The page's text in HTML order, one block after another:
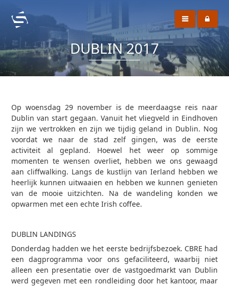
DUBLIN 2017
Op woensdag 29 november is de meerdaagse reis naar
Dublin van start gegaan. Vanuit het vliegveld in Eindhoven
zijn we vertrokken en zijn we tijdig geland in Dublin. Nog
voordat we naar de stad zelf gingen, was de eerste
activiteit al gepland. Hoewel het weer op sommige
momenten te wensen overliet, hebben we ons gewaagd
aan cliffwalking. Langs de kustlijn van Ierland hebben we
heerlijk kunnen uitwaaien en hebben we kunnen genieten
van de mooie uitzichten. Na de wandeling konden we
opwarmen met een echte Irish coffee.
DUBLIN LANDINGS
Donderdag hadden we het eerste bedrijfsbezoek. CBRE had
een dagprogramma voor ons gefaciliteerd, waarbij niet
alleen een presentatie over de vastgoedmarkt van Dublin
werd gegeven met een rondleiding door het kantoor, maar